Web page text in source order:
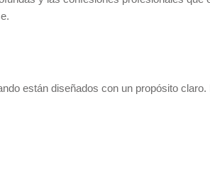
están diseñados con un propósito